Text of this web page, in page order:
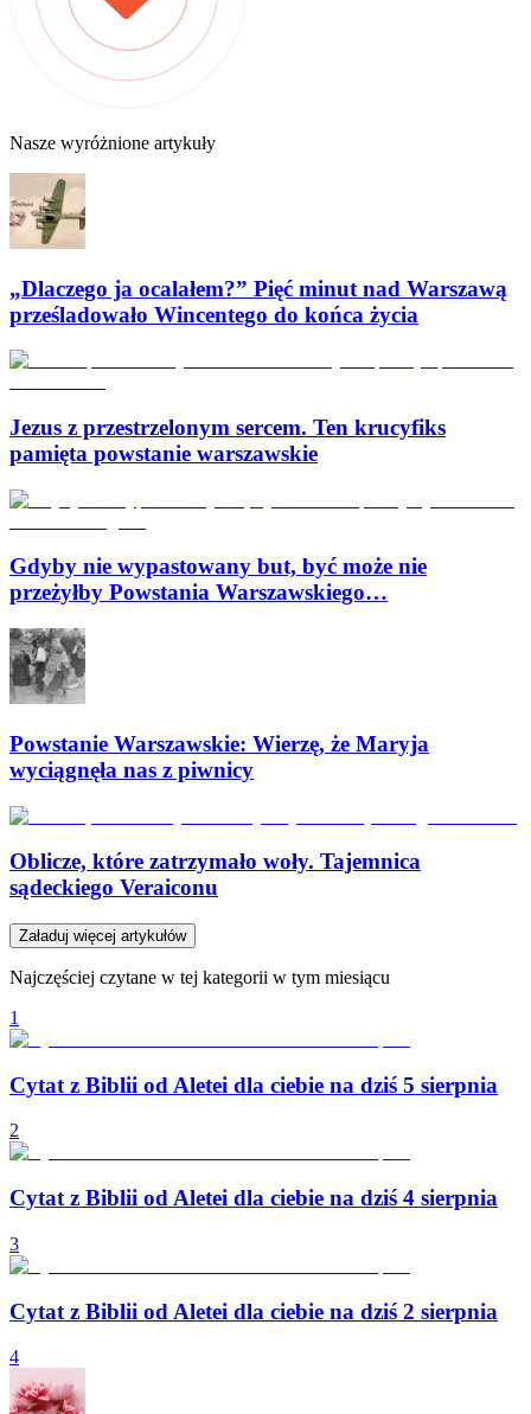
Nasze wyróżnione artykuły
„Dlaczego ja ocalałem?” Pięć minut nad Warszawą
prześladowało Wincentego do końca życia
Jezus z przestrzelonym sercem. Ten krucyfiks
pamięta powstanie warszawskie
Gdyby nie wypastowany but, być może nie
przeżyłby Powstania Warszawskiego…
Powstanie Warszawskie: Wierzę, że Maryja
wyciągnęła nas z piwnicy
Oblicze, które zatrzymało woły. Tajemnica
sądeckiego Veraiconu
Załaduj więcej artykułów
Najczęściej czytane w tej kategorii w tym miesiącu
1
Cytat z Biblii od Aletei dla ciebie na dziś 5 sierpnia
2
Cytat z Biblii od Aletei dla ciebie na dziś 4 sierpnia
3
Cytat z Biblii od Aletei dla ciebie na dziś 2 sierpnia
4